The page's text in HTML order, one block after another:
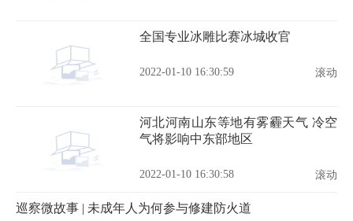
全国专业冰雕比赛冰城收官
2022-01-10 16:30:59 滚动
河北河南山东等地有雾霾天气 冷空
气将影响中东部地区
2022-01-10 16:30:58 滚动
巡察微故事 | 未成年人为何参与修建防火道